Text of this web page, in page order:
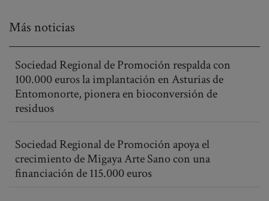
Más noticias
Sociedad Regional de Promoción respalda con
100.000 euros la implantación en Asturias de
Entomonorte, pionera en bioconversión de
residuos
Sociedad Regional de Promoción apoya el
crecimiento de Migaya Arte Sano con una
financiación de 115.000 euros